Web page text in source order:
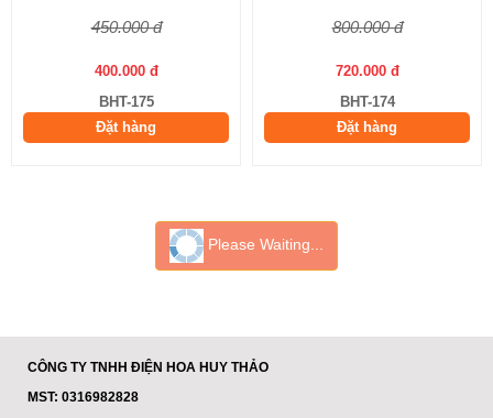
450.000 đ
400.000 đ
BHT-175
Đặt hàng
800.000 đ
720.000 đ
BHT-174
Đặt hàng
Please Waiting...
CÔNG TY TNHH ĐIỆN HOA HUY THẢO
MST: 0316982828